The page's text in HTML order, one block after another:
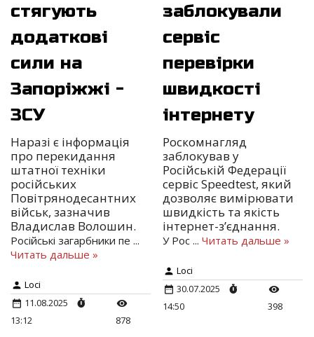
стягують
додаткові
сили на
Запоріжжі -
ЗСУ
Наразі є інформація
про перекидання
штатної техніки
російських
Повітрянодесантних
військ, зазначив
Владислав Волошин.
Російські загарбники пе ...
Читать дальше »
Loci
11.08.2025
13:12
878
заблокували
сервіс
перевірки
швидкості
інтернету
Роскомнагляд
заблокував у
Російській Федерації
сервіс Speedtest, який
дозволяє вимірювати
швидкість та якість
інтернет-з’єднання.
У Рос...Читать дальше »
Loci
30.07.2025
14:50
398